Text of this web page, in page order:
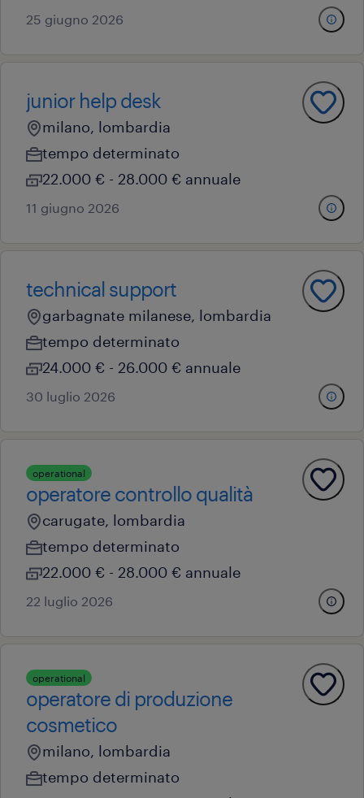
25 giugno 2026
junior help desk
milano, lombardia
tempo determinato
22.000 € - 28.000 € annuale
11 giugno 2026
technical support
garbagnate milanese, lombardia
tempo determinato
24.000 € - 26.000 € annuale
30 luglio 2026
operational
operatore controllo qualità
carugate, lombardia
tempo determinato
22.000 € - 28.000 € annuale
22 luglio 2026
operational
operatore di produzione
cosmetico
milano, lombardia
tempo determinato